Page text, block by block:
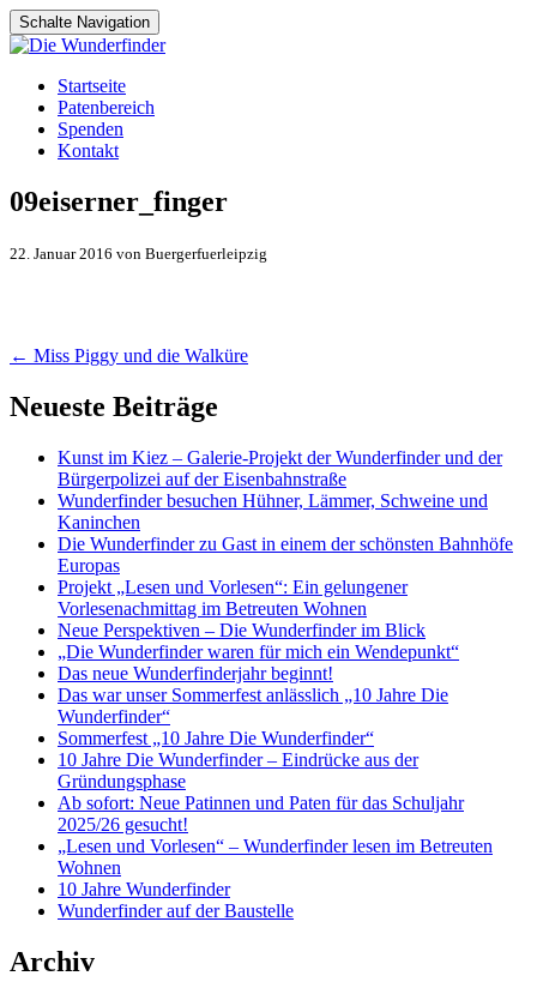
Schalte Navigation
Zum
Inhalt
springen
Startseite
Patenbereich
Spenden
Kontakt
09eiserner_finger
22. Januar 2016 von Buergerfuerleipzig
Artikel-
Navigation
← Miss Piggy und die Walküre
Neueste Beiträge
Kunst im Kiez – Galerie-Projekt der Wunderfinder und der
Bürgerpolizei auf der Eisenbahnstraße
Wunderfinder besuchen Hühner, Lämmer, Schweine und
Kaninchen
Die Wunderfinder zu Gast in einem der schönsten Bahnhöfe
Europas
Projekt „Lesen und Vorlesen“: Ein gelungener
Vorlesenachmittag im Betreuten Wohnen
Neue Perspektiven – Die Wunderfinder im Blick
„Die Wunderfinder waren für mich ein Wendepunkt“
Das neue Wunderfinderjahr beginnt!
Das war unser Sommerfest anlässlich „10 Jahre Die
Wunderfinder“
Sommerfest „10 Jahre Die Wunderfinder“
10 Jahre Die Wunderfinder – Eindrücke aus der
Gründungsphase
Ab sofort: Neue Patinnen und Paten für das Schuljahr
2025/26 gesucht!
„Lesen und Vorlesen“ – Wunderfinder lesen im Betreuten
Wohnen
10 Jahre Wunderfinder
Wunderfinder auf der Baustelle
Archiv